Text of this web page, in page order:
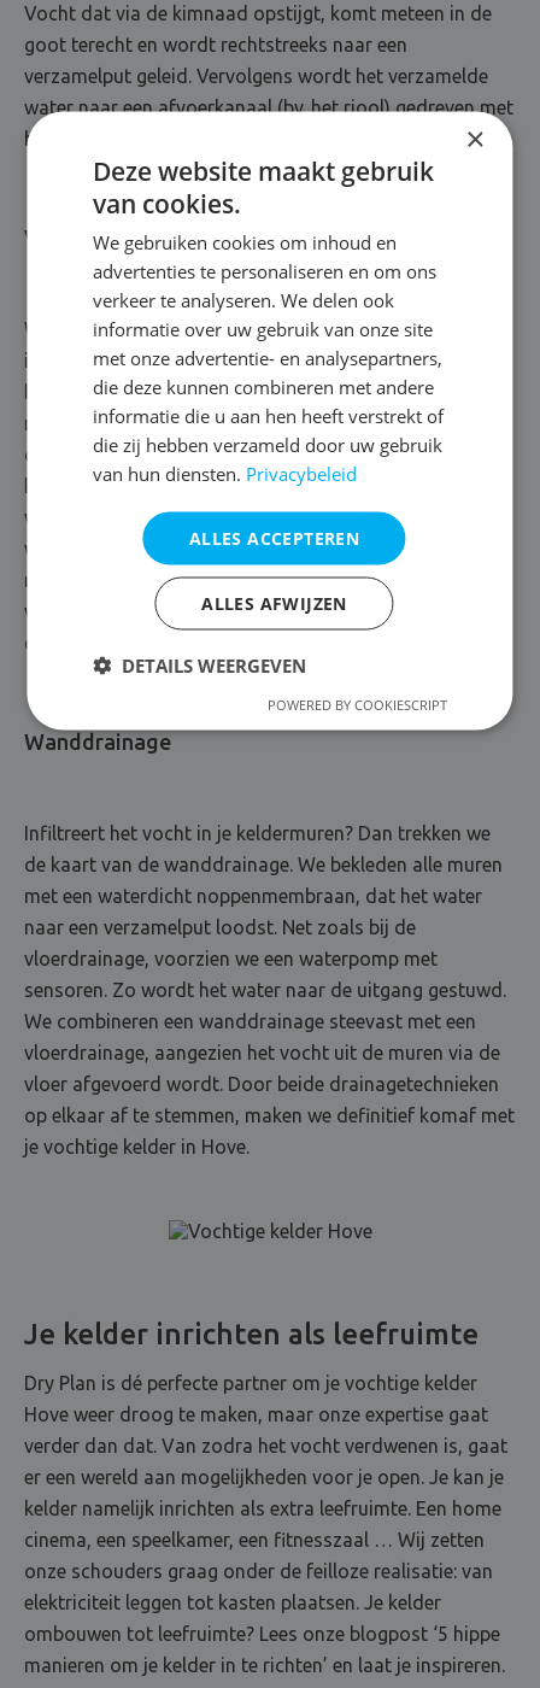
Vocht dat via de kimnaad opstijgt, komt meteen in de
goot terecht en wordt rechtstreeks naar een
verzamelput geleid. Vervolgens wordt het verzamelde
water naar een afvoerkanaal (bv. het riool) gedreven met
behulp van een pomp.
Vloerdrainage
We schuiven een vloerdrainage naar voren als het vocht
infiltreert in de keldervloer. In dat geval bedekken we de
bodem met waterafstotende lagen, zoals een
noppenmembraan. Het membraan wordt gekenmerkt
door zijn speciale structuur, die het water via allerlei
kanalen naar een verzamelput leidt. In deze put plaatsen
we een waterpomp, die voorzien is van sensoren en het
water vakkundig afvoert. Zo maken we definitief komaf
met je vochtprobleem. Boven op de noppenfolie brengen
we een betonvloer aan, die je kelderplaatje weer
compleet maakt.
Wanddrainage
Infiltreert het vocht in je keldermuren? Dan trekken we
de kaart van de wanddrainage. We bekleden alle muren
met een waterdicht noppenmembraan, dat het water
naar een verzamelput loodst. Net zoals bij de
vloerdrainage, voorzien we een waterpomp met
sensoren. Zo wordt het water naar de uitgang gestuwd.
We combineren een wanddrainage steevast met een
vloerdrainage, aangezien het vocht uit de muren via de
vloer afgevoerd wordt. Door beide drainagetechnieken
op elkaar af te stemmen, maken we definitief komaf met
je vochtige kelder in Hove.
Je kelder inrichten als leefruimte
Dry Plan is dé perfecte partner om je vochtige kelder
Hove weer droog te maken, maar onze expertise gaat
verder dan dat. Van zodra het vocht verdwenen is, gaat
er een wereld aan mogelijkheden voor je open. Je kan je
kelder namelijk inrichten als extra leefruimte. Een home
cinema, een speelkamer, een fitnesszaal … Wij zetten
onze schouders graag onder de feilloze realisatie: van
elektriciteit leggen tot kasten plaatsen. Je kelder
ombouwen tot leefruimte? Lees onze blogpost ‘5 hippe
manieren om je kelder in te richten’ en laat je inspireren.
×
Deze website maakt gebruik
van cookies.
We gebruiken cookies om inhoud en
advertenties te personaliseren en om ons
verkeer te analyseren. We delen ook
informatie over uw gebruik van onze site
met onze advertentie- en analysepartners,
die deze kunnen combineren met andere
informatie die u aan hen heeft verstrekt of
die zij hebben verzameld door uw gebruik
van hun diensten. Privacybeleid
ALLES ACCEPTEREN
ALLES AFWIJZEN
DETAILS WEERGEVEN
POWERED BY COOKIESCRIPT